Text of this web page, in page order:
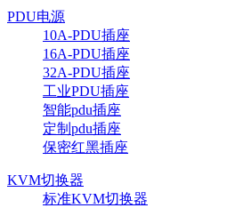
PDU电源
10A-PDU插座
16A-PDU插座
32A-PDU插座
工业PDU插座
智能pdu插座
定制pdu插座
保密红黑插座
KVM切换器
标准KVM切换器